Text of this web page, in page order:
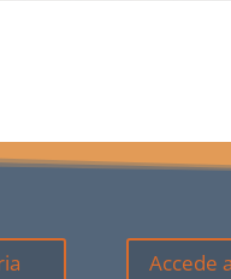
Accede